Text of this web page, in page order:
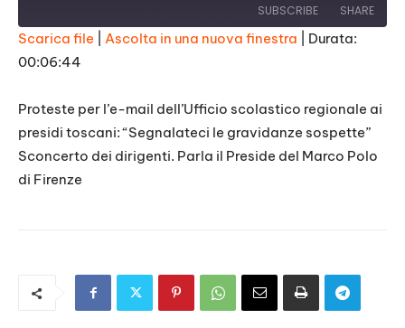
SUBSCRIBE SHARE
SHARE
LINK
EMBED
Scarica file Ascolta in una nuova finestra
Durata:
00:06:44
Proteste per l’e-mail dell’Ufficio scolastico regionale ai
presidi toscani: “Segnalateci le gravidanze sospette”
Sconcerto dei dirigenti. Parla il Preside del Marco Polo
di Firenze